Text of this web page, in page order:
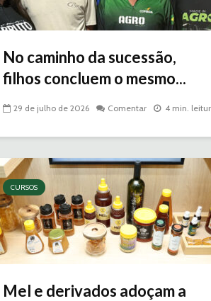
No caminho da sucessão,
filhos concluem o mesmo...
29 de julho de 2026 Comentar 4 min.
CURSOS
Mel e derivados adoçam a